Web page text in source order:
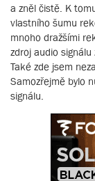
a zněl čistě. K
vlastního šumu
mnoho dražšími
zdroj audio signálu
Také zde jsem
Samozřejmě bylo
signálu.